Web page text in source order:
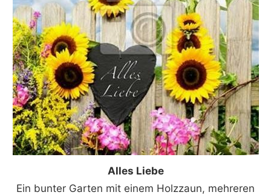
Alles Liebe
Ein bunter Garten mit einem Holzzaun, mehreren